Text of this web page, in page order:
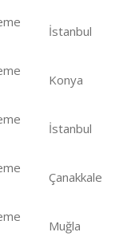
İstanbul
Konya
İstanbul
Çanakkale
Muğla